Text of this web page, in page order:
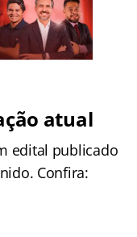
atual
edital publicado
Confira: